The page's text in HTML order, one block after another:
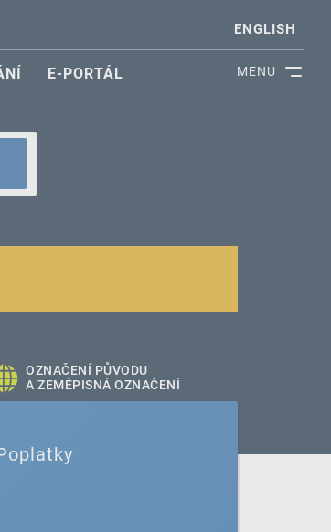
MENU
ENGLISH
E-PORTÁL
OZNAČENÍ PŮVODU
A ZEMĚPISNÁ OZNAČENÍ